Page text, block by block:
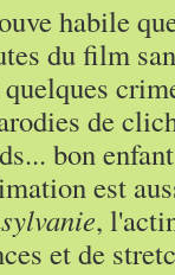
habile
du film
quelques
de
bon
est
,
et de